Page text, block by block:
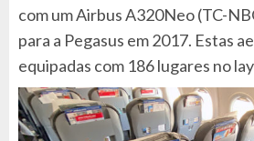
com um Airbus A320Neo (TC-
para a Pegasus em 2017. Estas
equipadas com 186 lugares no